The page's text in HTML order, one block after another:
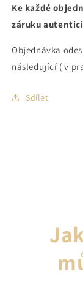
Ke každé
záruku
Objednávka
následující ( v
Sdílet